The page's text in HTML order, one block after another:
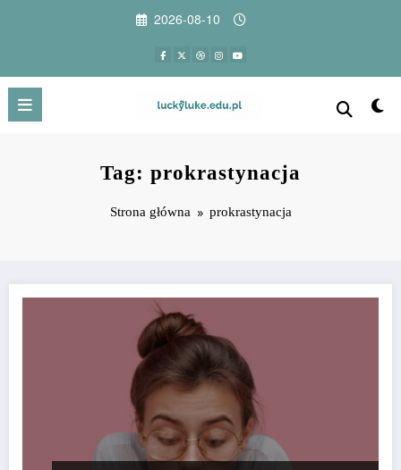
2026-08-10
Tag: prokrastynacja
Strona główna prokrastynacja